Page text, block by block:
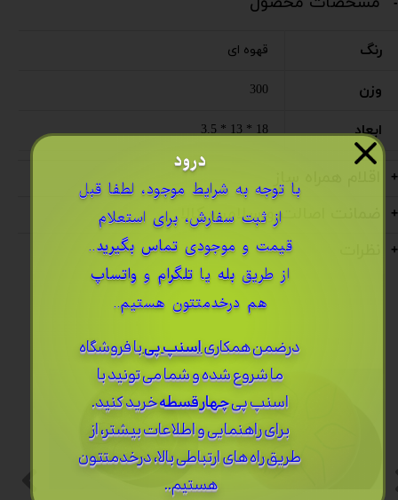
رنگ قهوه ای
وزن 300
ابعاد 18 * 13 * 3.5
اقلام همراه ساز
ضمانت اصالت و سلامت کالا
درود
​با توجه به شرایط موجود، لطفا قبل
از ثبت سفارش، برای استعلام
قیمت و موجودی تماس بگیرید..
از طریق بله یا تلگرام و واتساپ
هم درخدمتتون هستیم..
درضمن ​همکاریاسنپ پیبا فروشگاه
ما شروع شده و شما می تونید با
اسنپ پیچهار قسطهخرید کنید.
برای راهنمایی و اطلاعات بیشتر، از
طریق راه های ارتباطی بالا، درخدمتتون
هستیم..